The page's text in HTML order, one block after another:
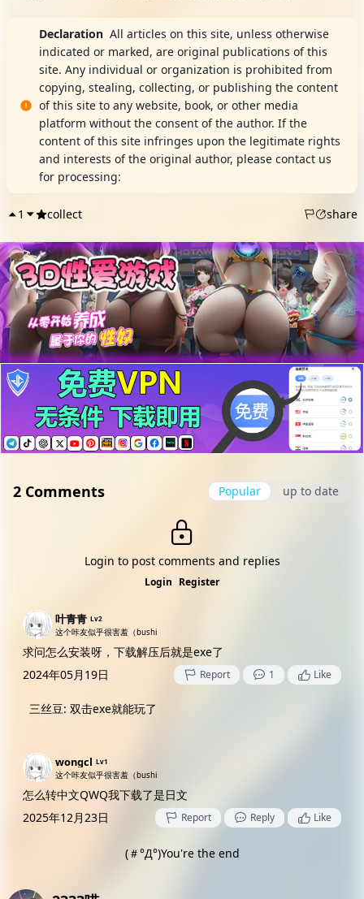
Declaration All articles on this site, unless otherwise
indicated or marked, are original publications of this
site. Any individual or organization is prohibited from
copying, stealing, collecting, or publishing the content
of this site to any website, book, or other media
platform without the consent of the author. If the
content of this site infringes upon the legitimate rights
and interests of the original author, please contact us
for processing:
1 collect share
2 Comments Popular up to date
Login to post comments and replies
Login Register
叶青青 Lv2
这个咔友似乎很害羞（bushi
求问怎么安装呀，下载解压后就是exe了
2024年05月19日
Report 1 Like
三丝豆: 双击exe就能玩了
wongcl Lv1
这个咔友似乎很害羞（bushi
怎么转中文QWQ我下载了是日文
2025年12月23日
Report Reply Like
(＃°Д°)You're the end